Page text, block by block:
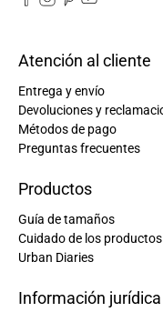
Atención al cliente
Entrega y envío
Devoluciones y
Métodos de pago
Preguntas frecuentes
Productos
Guía de tamaños
Cuidado de los productos
Urban Diaries
Información jurídica